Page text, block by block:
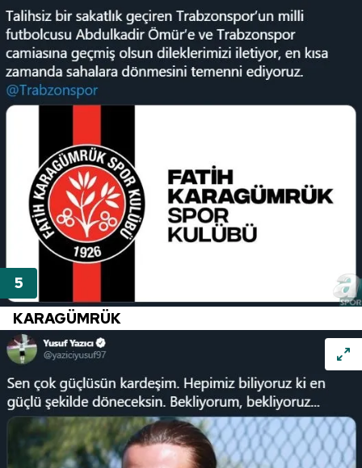
kullanılmaktadır. Diğer çerezler, sitemizin daha işlevsel
kılınması ve kişiselleştirilmesi ve sizlere yönelik
reklam/pazarlama faaliyetlerinin yapılması, amaçlarıyla
sınırlı olarak açık rızanız dahilinde kullanılacaktır.
için Ayarlar butonuna tıklayabilir,
Metnimiziziyaret edebilirsiniz.
6698 sayılı Kişisel Verilerin Korunması Kanunu uyarınca
hazırlanmış Aydınlatma Metnimizi okumak ve sitemizde
ilgili mevzuata uygun olarak kullanılan çerezlerle ilgili bilgi
almak için lütfen
KARAGÜMRÜK